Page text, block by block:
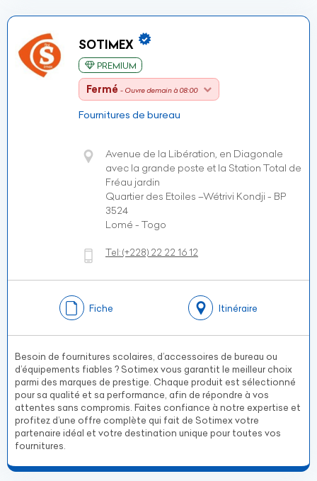
SOTIMEX
PREMIUM
Fermé - Ouvre demain à 08:00
Fournitures de bureau
Avenue de la Libération, en Diagonale
avec la grande poste et la Station Total de
Fréau jardin
Quartier des Etoiles –Wétrivi Kondji - BP
3524
Lomé - Togo
Tel:(+228) 22 22 16 12
Fiche Itinéraire
Besoin de fournitures scolaires, d’accessoires de bureau ou
d’équipements fiables ? Sotimex vous garantit le meilleur choix
parmi des marques de prestige. Chaque produit est sélectionné
pour sa qualité et sa performance, afin de répondre à vos
attentes sans compromis. Faites confiance à notre expertise et
profitez d’une offre complète qui fait de Sotimex votre
partenaire idéal et votre destination unique pour toutes vos
fournitures.